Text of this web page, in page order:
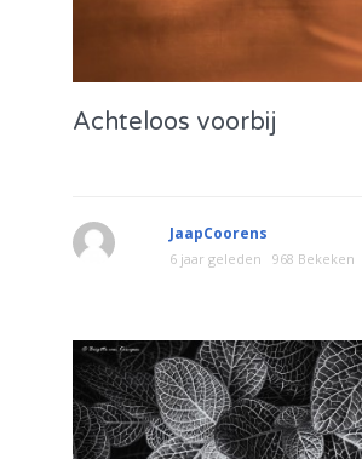
Achteloos voorbij
JaapCoorens
6 jaar geleden 968 Bekeken